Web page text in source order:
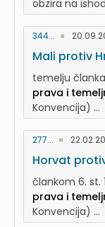
obzira na
344...
Mali protiv
temelju
prava i
Konvencija) ...
277...
Horvat
člankom 6. st.
prava i
Konvencija) ...